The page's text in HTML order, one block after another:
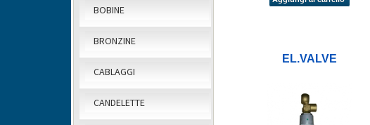
BOBINE
BRONZINE
CABLAGGI
CANDELETTE
EL.VALVE